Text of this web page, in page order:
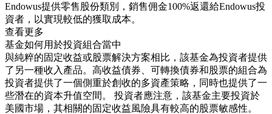
Endowus提供零售股份類別，銷售佣金100%返還給Endowus投
資者，以實現較低的獲取成本。
查看更多
基金如何用於投資組合當中
與純粹的固定收益或股票解決方案相比，該基金為投資者提供
了另一種收入產品。高收益債券、可轉換債券和股票的組合為
投資者提供了一個側重於創收的多資產策略，同時也提供了一
些潛在的資本升值空間。 投資者應注意，該基金主要投資於
美國市場，其相關的固定收益風險具有較高的股票敏感性。